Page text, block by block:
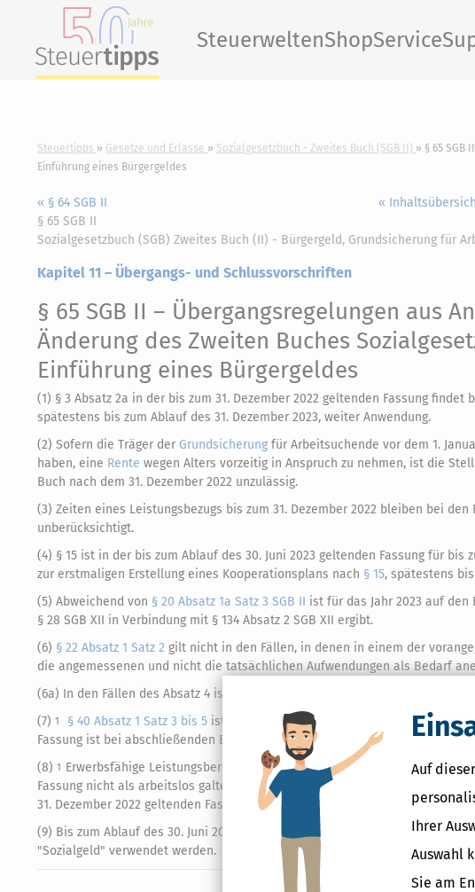
Auf
Ihrer
Auswahl
Sie am
SteuerweltenShopService
Steuertipps Gesetze und Erlasse Sozialgesetzbuch - Zweites Buch (SGB II)
§ 65 SGB
Einführung eines Bürgergeldes
« § 64 SGB II «
§ 65 SGB II
Sozialgesetzbuch (SGB) Zweites Buch (II) - Bürgergeld, Grundsicherung für
Kapitel 11 – Übergangs- und Schlussvorschriften
§ 65 SGB II – Übergangsregelungen aus
Änderung des Zweiten Buches
Einführung eines Bürgergeldes
(1) § 3 Absatz 2a in der bis zum 31. Dezember 2022 geltenden Fassung findet
spätestens bis zum Ablauf des 31. Dezember 2023, weiter Anwendung.
(2) Sofern die Träger der Grundsicherung für Arbeitsuchende vor dem 1.
haben, eine Rente wegen Alters vorzeitig in Anspruch zu nehmen, ist die
Buch nach dem 31. Dezember 2022 unzulässig.
(3) Zeiten eines Leistungsbezugs bis zum 31. Dezember 2022 bleiben bei den
unberücksichtigt.
(4) § 15 ist in der bis zum Ablauf des 30. Juni 2023 geltenden Fassung für bis
zur erstmaligen Erstellung eines Kooperationsplans nach § 15, spätestens
(5) Abweichend von § 20 Absatz 1a Satz 3 SGB II ist für das Jahr 2023 auf
§ 28 SGB XII in Verbindung mit § 134 Absatz 2 SGB XII ergibt.
(6) § 22 Absatz 1 Satz 2 gilt nicht in den Fällen, in denen in einem der
die angemessenen und nicht die tatsächlichen Aufwendungen als Bedarf
(6a) In den Fällen des Absatz 4 ist § 31 Absatz 1 Nummer 1 in der bis zum
(7) 1 § 40 Absatz 1 Satz 3 bis 5 ist bei Prüfungen ab dem 1. Januar 2023
Fassung ist bei abschließenden Entscheidungen anzuwenden, die ab dem 1.
(8) 1 Erwerbsfähige Leistungsberechtigte, die am 31. Dezember 2022 aufgrund
Fassung nicht als arbeitslos galten, gelten auch weiterhin nicht als
31. Dezember 2022 geltenden Fassung
weiter vorliegen.
Die Vorschrift hat
(9) Bis zum Ablauf des 30. Juni 2023 kann von den zuständigen Behörden
"Sozialgeld" verwendet werden.